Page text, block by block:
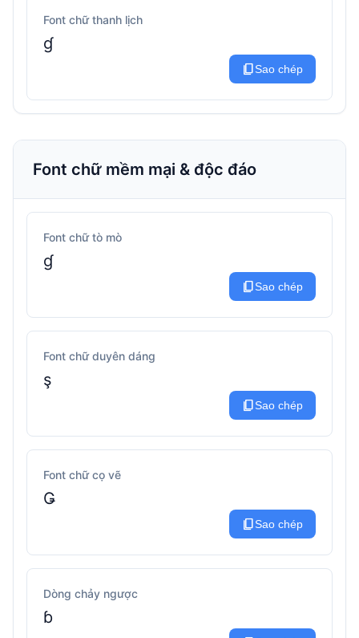
Font chữ thanh lịch
ɠ
content_copySao chép
Font chữ mềm mại & độc đáo
Font chữ tò mò
ɠ
content_copySao chép
Font chữ duyên dáng
ş
content_copySao chép
Font chữ cọ vẽ
Ǥ
content_copySao chép
Dòng chảy ngược
ɓ